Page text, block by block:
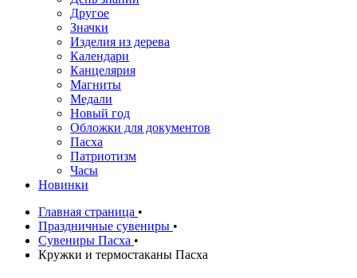
Другое
Значки
Изделия из дерева
Календари
Канцелярия
Магниты
Медали
Новый год
Обложки для документов
Пасха
Патриотизм
Часы
Новинки
Главная страница •
Праздничные сувениры •
Сувениры Пасха •
Кружки и термостаканы Пасха